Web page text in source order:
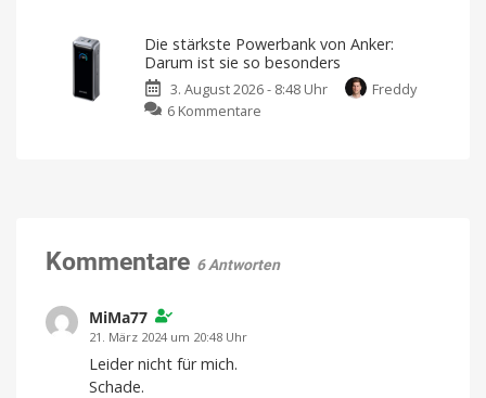
Euro
Endlich
ordentlicher
ganzen
Haus:
Fritz!Repeater
Die stärkste Powerbank von Anker:
Darum ist sie so besonders
3. August 2026 - 8:48 Uhr
Freddy
6 Kommentare
sie
Kommentare 6 Antworten
MiMa77
21. März 2024 um 20:48 Uhr
Leider nicht für mich.
Schade.